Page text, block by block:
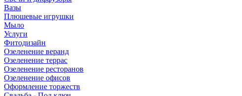
Вазы
Плюшевые игрушки
Мыло
Услуги
Фитодизайн
Озеленение веранд
Озеленение террас
Озеленение ресторанов
Озеленение офисов
Оформление торжеств